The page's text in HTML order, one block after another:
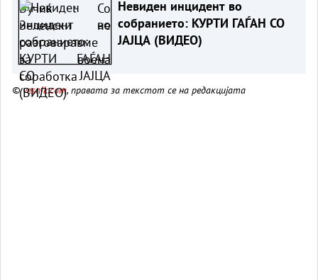
Невиден инцидент во
собранието: КУРТИ ГАЃАН СО
ЈАЈЦА (ВИДЕО)
©vesnik.com, правата за текстот се на редакцијата